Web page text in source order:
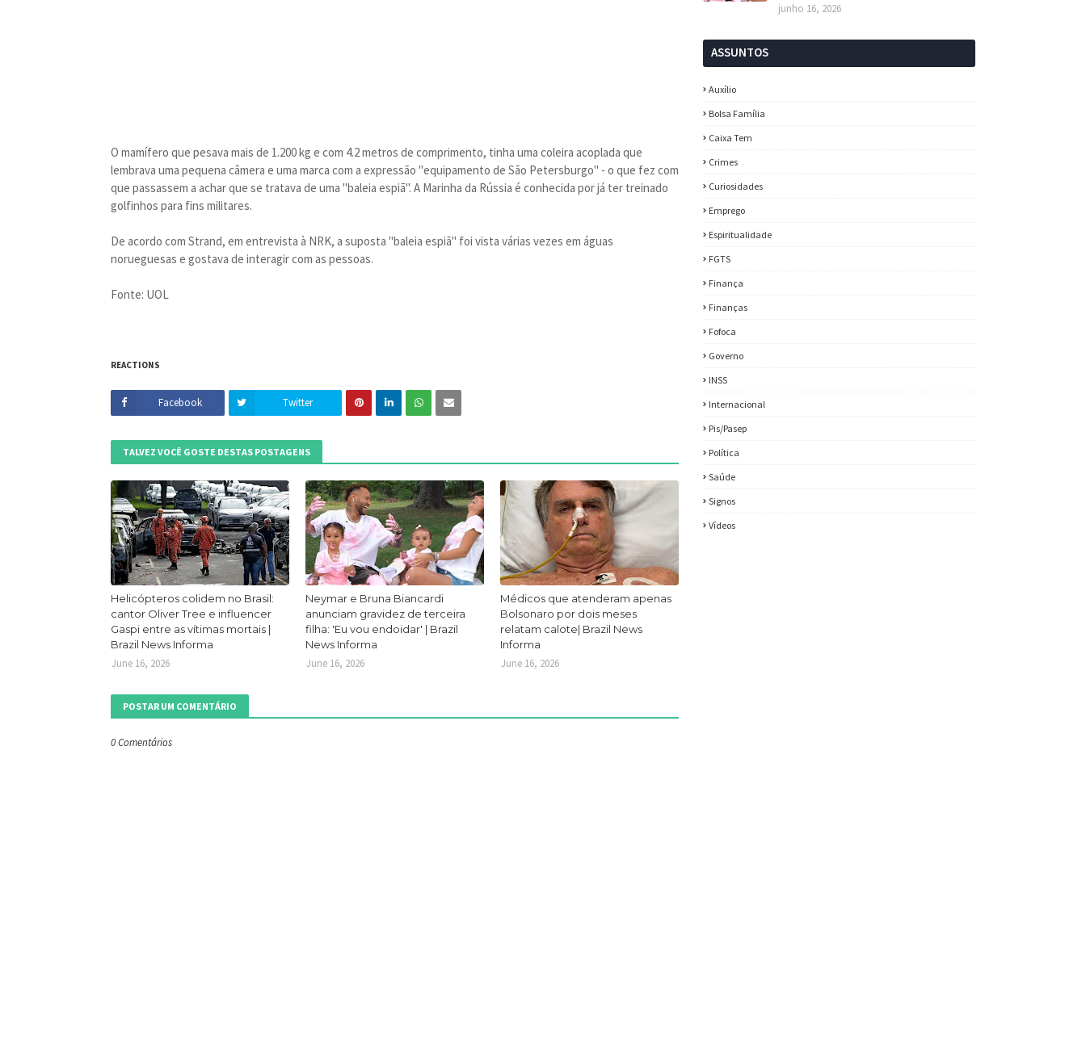
O mamífero que pesava mais de 1.200 kg e com 4.2 metros de comprimento, tinha uma coleira acoplada que
lembrava uma pequena câmera e uma marca com a expressão "equipamento de São Petersburgo" - o que fez com
que passassem a achar que se tratava de uma "baleia espiã". A Marinha da Rússia é conhecida por já ter treinado
golfinhos para fins militares.
De acordo com Strand, em entrevista à NRK, a suposta "baleia espiã" foi vista várias vezes em águas
norueguesas e gostava de interagir com as pessoas.
Fonte: UOL
REACTIONS
Facebook Twitter
TALVEZ VOCÊ GOSTE DESTAS POSTAGENS
Helicópteros colidem no Brasil:
cantor Oliver Tree e influencer
Gaspi entre as vítimas mortais |
Brazil News Informa
June 16, 2026
Neymar e Bruna Biancardi
anunciam gravidez de terceira
filha: 'Eu vou endoidar' | Brazil
News Informa
June 16, 2026
Médicos que atenderam apenas
Bolsonaro por dois meses
relatam calote| Brazil News
Informa
June 16, 2026
POSTAR UM COMENTÁRIO
0 Comentários
junho 16, 2026
ASSUNTOS
Auxílio
Bolsa Família
Caixa Tem
Crimes
Curiosidades
Emprego
Espiritualidade
FGTS
Finança
Finanças
Fofoca
Governo
INSS
Internacional
Pis/Pasep
Política
Saúde
Signos
Vídeos